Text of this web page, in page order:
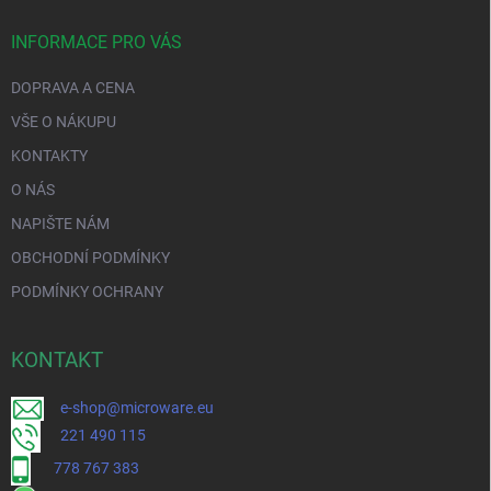
INFORMACE PRO VÁS
DOPRAVA A CENA
VŠE O NÁKUPU
KONTAKTY
O NÁS
NAPIŠTE NÁM
OBCHODNÍ PODMÍNKY
PODMÍNKY OCHRANY
KONTAKT
e-shop@microware.eu
221 490 115
778 767 383